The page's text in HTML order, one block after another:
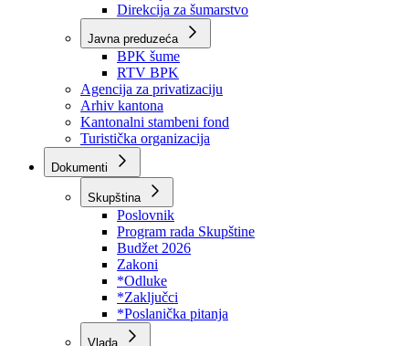
Direkcije
Direkcija za robne rezerve
Direkcija za ceste
Direkcija za šumarstvo
Javna preduzeća
BPK šume
RTV BPK
Agencija za privatizaciju
Arhiv kantona
Kantonalni stambeni fond
Turistička organizacija
Dokumenti
Skupština
Poslovnik
Program rada Skupštine
Budžet 2026
Zakoni
*Odluke